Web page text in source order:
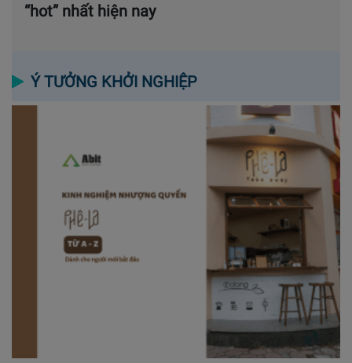
“hot” nhất hiện nay
Ý TƯỞNG KHỞI NGHIỆP